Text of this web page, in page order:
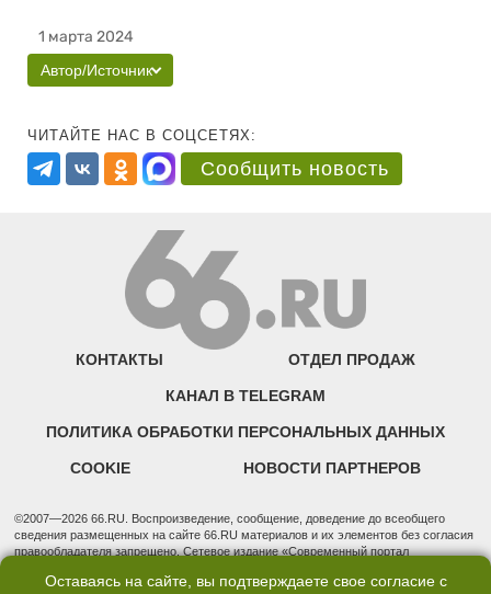
1 марта 2024
Автор/Источник
ЧИТАЙТЕ НАС В СОЦСЕТЯХ:
Сообщить новость
КОНТАКТЫ ОТДЕЛ ПРОДАЖ
КАНАЛ В TELEGRAM
ПОЛИТИКА ОБРАБОТКИ ПЕРСОНАЛЬНЫХ ДАННЫХ
COOKIE НОВОСТИ ПАРТНЕРОВ
©2007—2026 66.RU. Воспроизведение, сообщение, доведение до всеобщего
сведения размещенных на сайте 66.RU материалов и их элементов без согласия
правообладателя запрещено. Сетевое издание «Современный портал
надзору в сфере связи, информационных технологий и массовых коммуникаций
Оставаясь на сайте, вы подтверждаете свое согласие с